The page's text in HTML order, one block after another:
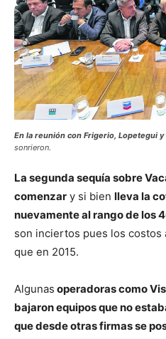
En la reunión con Frigerio, Lopetegui y
sonrieron.
La segunda sequía sobre
comenzar y si bien lleva la
nuevamente al rango de los
son inciertos pues los costos
que en 2015.
Algunas operadoras como
bajaron equipos que no
que desde otras firmas se